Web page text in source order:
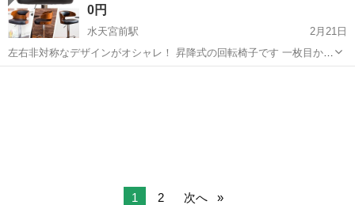
0円
水天宮前駅
2月21日
左右非対称なデザインがオシャレ！ 昇降式の回転椅子です 一枚目から
四枚目は、サイトから拝借した写真です 五枚目は、現物の写真(私が撮
1 2 次へ